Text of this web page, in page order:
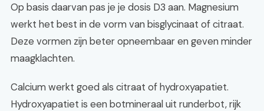
Op basis daarvan pas je je dosis D3 aan. Magnesium
werkt het best in de vorm van bisglycinaat of citraat.
Deze vormen zijn beter opneembaar en geven minder
maagklachten.
Calcium werkt goed als citraat of hydroxyapatiet.
Hydroxyapatiet is een botmineraal uit runderbot, rijk